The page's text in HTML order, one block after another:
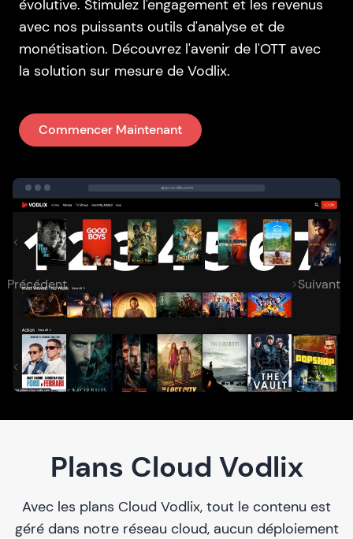
évolutive. Stimulez l'engagement et les revenus
avec nos puissants outils d'analyse et de
monétisation. Découvrez l'avenir de l'OTT avec
la solution sur mesure de Vodlix.
Commencer Maintenant
app.vodlix.com
Précédent Suivant
Plans Cloud Vodlix
Avec les plans Cloud Vodlix, tout le contenu est
géré dans notre réseau cloud, aucun déploiement